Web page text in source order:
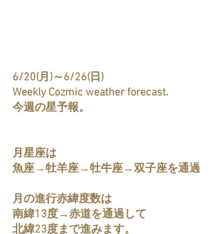
6/20(月)～6/26(日)
Weekly Cozmic weather forecast.
今週の星予報。
月星座は
魚座→牡羊座→牡牛座→双子座を通過
月の進行赤緯度数は
南緯13度→赤道を通過して
北緯23度まで進みます。